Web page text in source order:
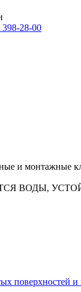
28-00
и монтажные
ВОДЫ,
поверхностей и